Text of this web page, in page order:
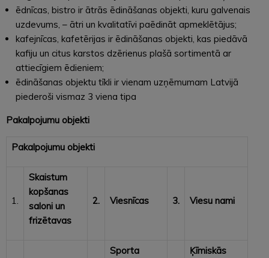
ēdnīcas, bistro ir ātrās ēdināšanas objekti, kuru galvenais
uzdevums, – ātri un kvalitatīvi paēdināt apmeklētājus;
kafejnīcas, kafetērijas ir ēdināšanas objekti, kas piedāvā
kafiju un citus karstos dzērienus plašā sortimentā ar
attiecīgiem ēdieniem;
ēdināšanas objektu tīkli ir vienam uzņēmumam Latvijā
piederoši vismaz 3 viena tipa
Pakalpojumu objekti
Pakalpojumu objekti
1.
Skaistum
kopšanas
saloni un
frizētavas
2. Viesnīcas 3. Viesu nami
Sporta
Ķīmiskās